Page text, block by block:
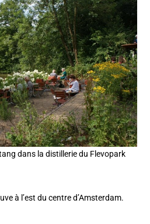
dans la distillerie du Flevopark
à l’est du centre d’Amsterdam.